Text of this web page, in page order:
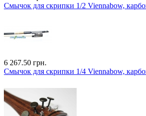
Смычок для скрипки 1/2 Viennabow,
6 267.50 грн.
Смычок для скрипки 1/4 Viennabow,